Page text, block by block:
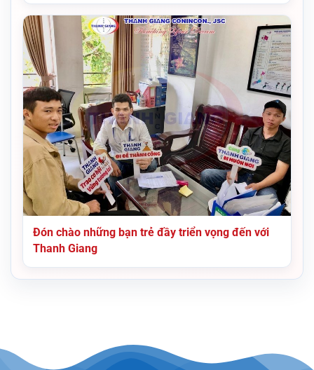
Đón chào những bạn trẻ đầy triển vọng đến với
Thanh Giang